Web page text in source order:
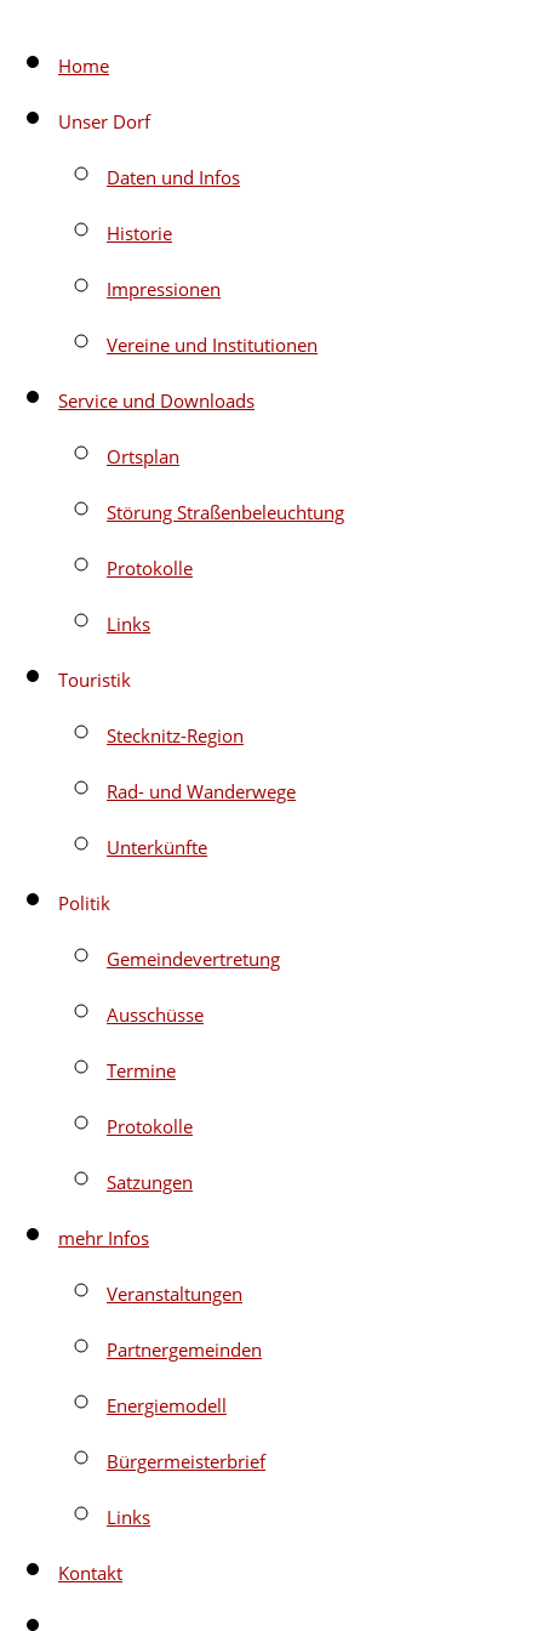
Zum
Inhalt
springen
Home
Unser Dorf
Daten und Infos
Historie
Impressionen
Vereine und Institutionen
Service und Downloads
Ortsplan
Störung Straßenbeleuchtung
Protokolle
Links
Touristik
Stecknitz-Region
Rad- und Wanderwege
Unterkünfte
Politik
Gemeindevertretung
Ausschüsse
Termine
Protokolle
Satzungen
mehr Infos
Veranstaltungen
Partnergemeinden
Energiemodell
Bürgermeisterbrief
Links
Kontakt